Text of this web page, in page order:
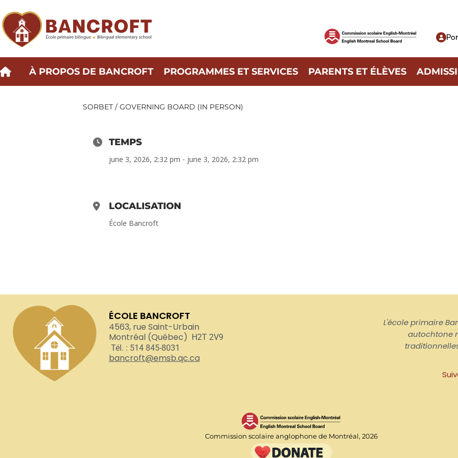
À PROPOS DE BANCROFT PROGRAMMES ET SERVICES PARENTS ET ÉLÈVES
SORBET / GOVERNING BOARD (IN PERSON)
TEMPS
june 3, 2026, 2:32 pm - june 3, 2026, 2:32 pm
LOCALISATION
École Bancroft
ÉCOLE BANCROFT
4563, rue Saint-Urbain
Montréal (Québec) H2T 2V9
Tél. : 514 845-8031
bancroft@emsb.qc.ca
L'école primaire
autochtone
Commission scolaire anglophone de Montréal, 2026